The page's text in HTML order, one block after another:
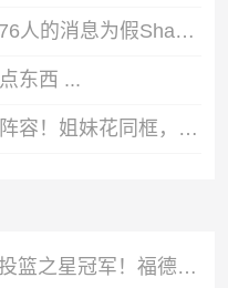
辟谣，霍乐迪买断加盟76人的消息为假Shams账号所发 ！
东西 ...
堪称NBA历史最强防守阵容！姐妹花同框，这谁顶得住？😱
全明星：华盛顿神秘人夺投篮之星冠军！福德夺得三分大赛冠军！